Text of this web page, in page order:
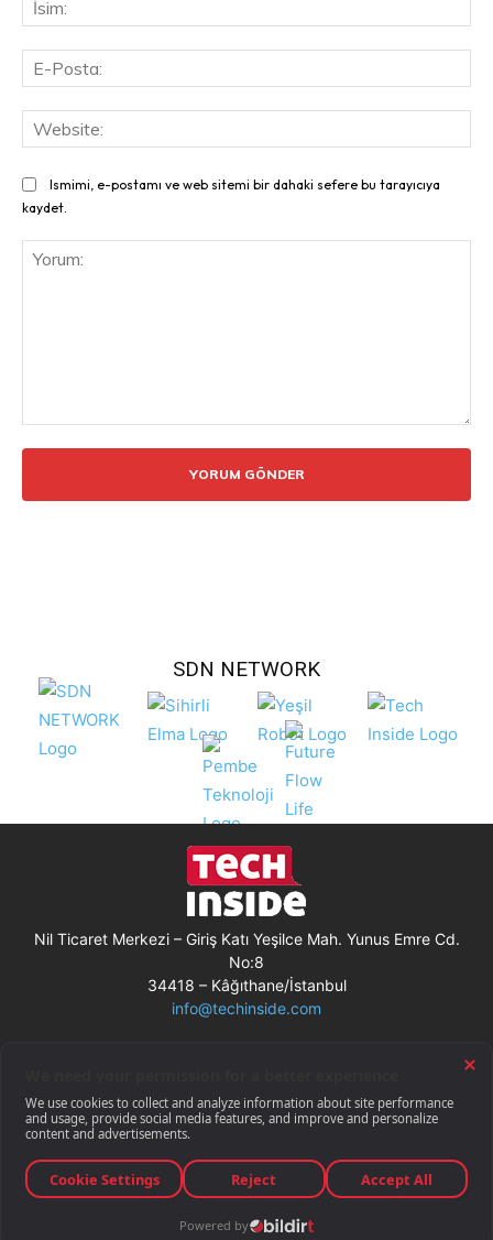
Ismimi, e-postamı ve web sitemi bir dahaki sefere bu tarayıcıya
kaydet.
SDN NETWORK
Nil Ticaret Merkezi – Giriş Katı Yeşilce Mah. Yunus Emre Cd.
No:8
34418 – Kâğıthane/İstanbul
info@techinside.com
Gizlilik Bildirimi
RSS
© Techinside.com, İnternet Medyası